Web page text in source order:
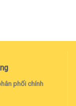
phối chính